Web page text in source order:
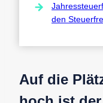
den
Auf die